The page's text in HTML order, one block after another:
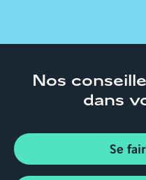
Nos
dans
Se